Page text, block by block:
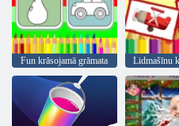
Fun krāsojamā grāmata